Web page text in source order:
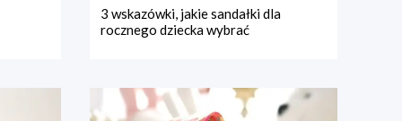
3 wskazówki, jakie sandałki dla
rocznego dziecka wybrać